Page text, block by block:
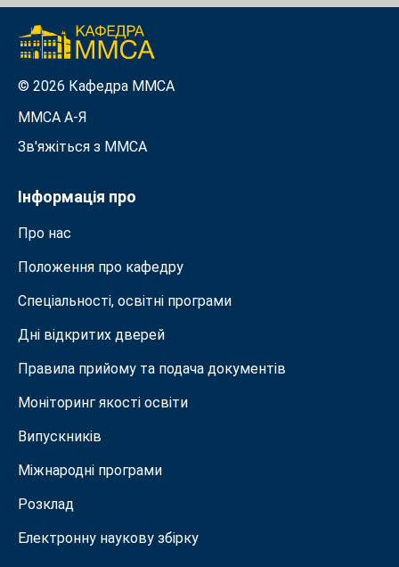
© 2026 Кафедра ММСА
ММСА A-Я
Зв'яжіться з MMСА
Інформація про
Про нас
Положення про кафедру
Спеціальності, освітні програми
Дні відкритих дверей
Правила прийому та подача документiв
Моніторинг якості освіти
Випускників
Міжнародні програми
Розклад
Електронну наукову збірку